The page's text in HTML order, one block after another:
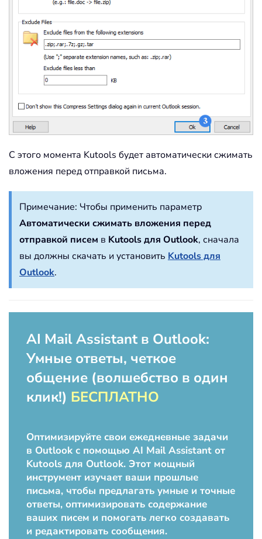
С этого момента Kutools будет автоматически сжимать
вложения перед отправкой письма.
Примечание: Чтобы применить параметр
Автоматически сжимать вложения перед
отправкой писем в Kutools для Outlook, сначала
вы должны скачать и установить Kutools для
Outlook.
AI Mail Assistant в Outlook:
Умные ответы, четкое
общение (волшебство в один
клик!) БЕСПЛАТНО
Оптимизируйте свои ежедневные задачи
в Outlook с помощью AI Mail Assistant от
Kutools для Outlook. Этот мощный
инструмент изучает ваши прошлые
письма, чтобы предлагать умные и точные
ответы, оптимизировать содержание
ваших писем и помогать легко создавать
и редактировать сообщения.